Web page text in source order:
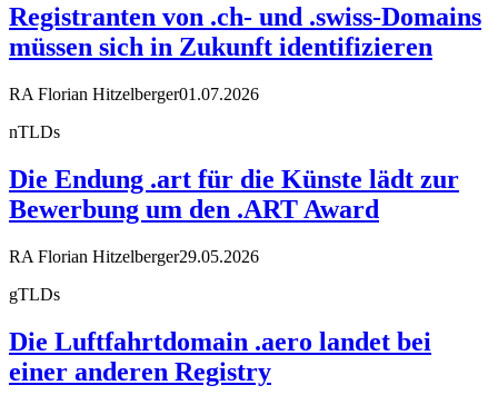
Registranten von .ch- und .swiss-Domains
müssen sich in Zukunft identifizieren
RA Florian Hitzelberger01.07.2026
nTLDs
Die Endung .art für die Künste lädt zur
Bewerbung um den .ART Award
RA Florian Hitzelberger29.05.2026
gTLDs
Die Luftfahrtdomain .aero landet bei
einer anderen Registry